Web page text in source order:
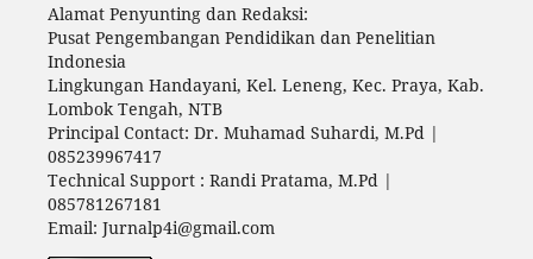
Alamat Penyunting dan Redaksi:
Pusat Pengembangan Pendidikan dan Penelitian
Indonesia
Lingkungan Handayani, Kel. Leneng, Kec. Praya, Kab.
Lombok Tengah, NTB
Principal Contact: Dr. Muhamad Suhardi, M.Pd |
085239967417
Technical Support : Randi Pratama, M.Pd |
085781267181
Email: Jurnalp4i@gmail.com